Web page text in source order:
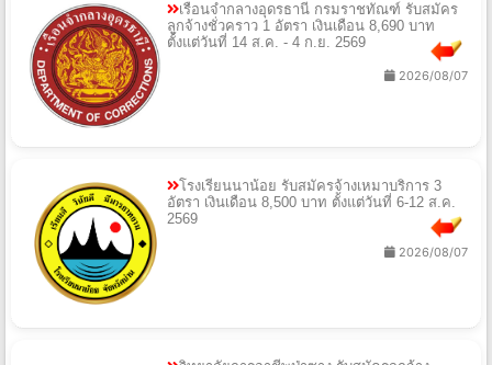
เรือนจำกลางอุดรธานี กรมราชทัณฑ์ รับสมัคร
ลูกจ้างชั่วคราว 1 อัตรา เงินเดือน 8,690 บาท
ตั้งแต่วันที่ 14 ส.ค. - 4 ก.ย. 2569
2026/08/07
โรงเรียนนาน้อย รับสมัครจ้างเหมาบริการ 3
อัตรา เงินเดือน 8,500 บาท ตั้งแต่วันที่ 6-12 ส.ค.
2569
2026/08/07